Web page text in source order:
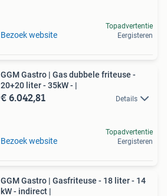
Bezoek website
Topadvertentie
Eergisteren
GGM Gastro | Gas dubbele friteuse -
20+20 liter - 35kW - |
€ 6.042,81 Details
Bezoek website
Topadvertentie
Eergisteren
GGM Gastro | Gasfriteuse - 18 liter - 14
kW - indirect |